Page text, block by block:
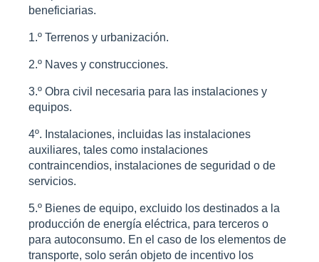
beneficiarias.
1.º Terrenos y urbanización.
2.º Naves y construcciones.
3.º Obra civil necesaria para las instalaciones y
equipos.
4º. Instalaciones, incluidas las instalaciones
auxiliares, tales como instalaciones
contraincendios, instalaciones de seguridad o de
servicios.
5.º Bienes de equipo, excluido los destinados a la
producción de energía eléctrica, para terceros o
para autoconsumo. En el caso de los elementos de
transporte, solo serán objeto de incentivo los